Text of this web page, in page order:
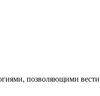
позволяющими